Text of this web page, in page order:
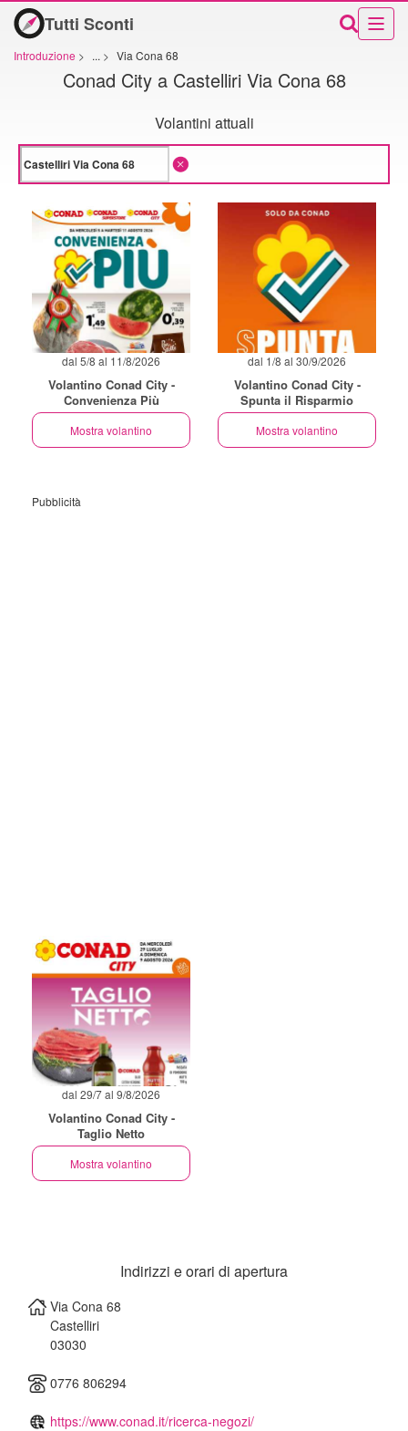
Tutti Sconti
Introduzione > ... > Via Cona 68
Conad City a Castelliri Via Cona 68
Volantini attuali
dal 5/8 al 11/8/2026
Volantino Conad City -
Convenienza Più
Mostra volantino
dal 1/8 al 30/9/2026
Volantino Conad City -
Spunta il Risparmio
Mostra volantino
Pubblicità
dal 29/7 al 9/8/2026
Volantino Conad City -
Taglio Netto
Mostra volantino
Indirizzi e orari di apertura
Via Cona 68
Castelliri
03030
0776 806294
https://www.conad.it/ricerca-negozi/